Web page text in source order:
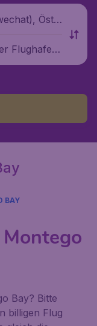
Öste
Flughafen
BAY
Bay? Bitte
billigen Flug